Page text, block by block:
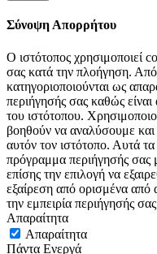
Σύνοψη Απορρήτου
Ο ιστότοπος χρησιμοποιεί
σας κατά την πλοήγηση.
κατηγοριοποιούνται ως
περιήγησής σας καθώς είναι
του ιστότοπου.
βοηθούν να αναλύσουμε
αυτόν τον ιστότοπο. Αυτά
πρόγραμμα περιήγησής σας
επίσης την επιλογή να
εξαίρεση από ορισμένα από
την εμπειρία περιήγησής
Απαραίτητα
Απαραίτητα
Πάντα Ενεργά